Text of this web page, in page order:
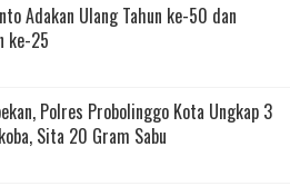
Adakan Ulang Tahun ke-50 dan
ke-25
Polres Probolinggo Kota Ungkap 3
Sita 20 Gram Sabu